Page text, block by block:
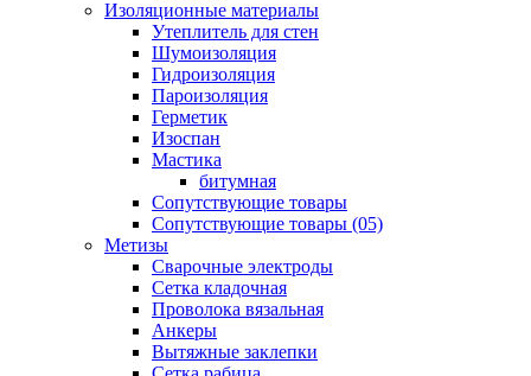
Изоляционные материалы
Утеплитель для стен
Шумоизоляция
Гидроизоляция
Пароизоляция
Герметик
Изоспан
Мастика
битумная
Сопутствующие товары
Сопутствующие товары (05)
Метизы
Сварочные электроды
Сетка кладочная
Проволока вязальная
Анкеры
Вытяжные заклепки